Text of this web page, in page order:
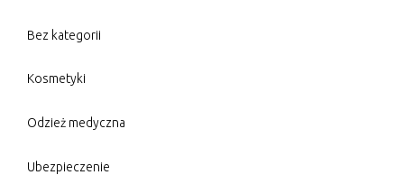
Bez kategorii
Kosmetyki
Odzież medyczna
Ubezpieczenie